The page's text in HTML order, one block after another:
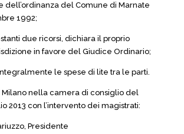
dell’ordinanza del Comune di Marnate
1992;
due ricorsi, dichiara il proprio
in favore del Giudice Ordinario;
le spese di lite tra le parti.
Milano nella camera di consiglio del
2013 con l’intervento dei magistrati:
Presidente